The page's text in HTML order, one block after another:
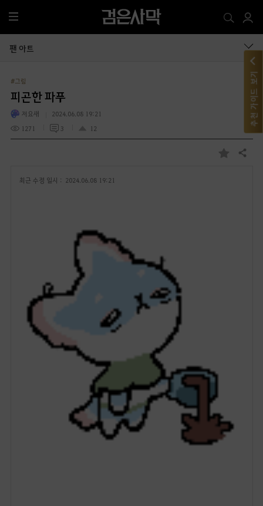
전
체
메
팬 아트
#그림
피곤한 파푸
저요새
2024.06.08 19:21
1271
3 12
즐
공유하기
최근 수정 일시 : 2024.06.08 19:21
추천 가이드 보기